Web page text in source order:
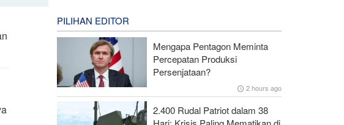
PILIHAN EDITOR
Mengapa Pentagon Meminta
Percepatan Produksi
Persenjataan?
2 hours ago
2.400 Rudal Patriot dalam 38